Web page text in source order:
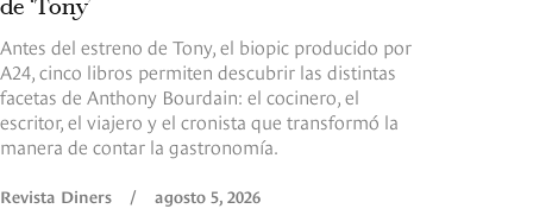
de ‘Tony’
Antes del estreno de Tony, el biopic producido por
A24, cinco libros permiten descubrir las distintas
facetas de Anthony Bourdain: el cocinero, el
escritor, el viajero y el cronista que transformó la
manera de contar la gastronomía.
Revista Diners / agosto 5, 2026